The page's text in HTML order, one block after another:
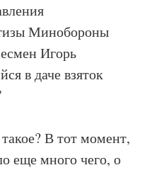
Минобороны
Игорь
в даче взяток
В тот момент,
еще много чего, о